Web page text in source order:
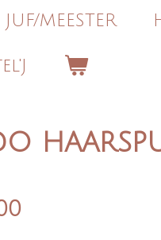
JUF/MEESTER